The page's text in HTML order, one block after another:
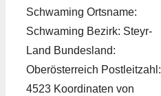
Schwaming Ortsname:
Schwaming Bezirk: Steyr-
Land Bundesland:
Oberösterreich Postleitzahl:
4523 Koordinaten von